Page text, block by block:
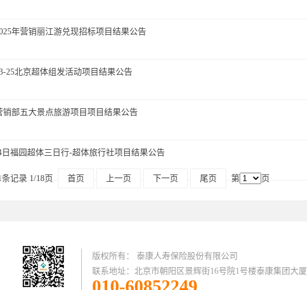
年营销丽江游兑现招标项目结果公告
25北京超体组发活动项目结果公告
部五大景点旅游项目项目结果公告
福园超体三日行-超体旅行社项目结果公告
条记录 1/18页
首页 上一页 下一页 尾页 第 页
版权所有： 泰康人寿保险股份有限公司
联系地址：北京市朝阳区景辉街16号院1号楼泰康集团大厦